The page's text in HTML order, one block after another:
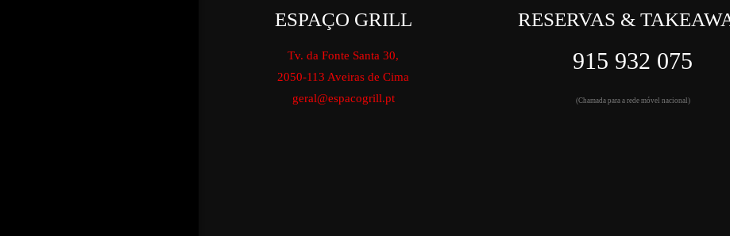
ESPAÇO GRILL
Tv. da Fonte Santa 30,
2050-113 Aveiras de Cima
geral@espacogrill.pt
RESERVAS &
915 932 075
(Chamada para a rede móvel nacional)